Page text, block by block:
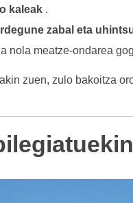
kaleak.
zabal eta
nola meatze-ondarea
zuen, zulo bakoitza